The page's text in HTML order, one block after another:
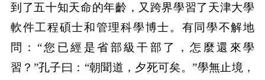
到了五十知天命的年齡，又跨界學習了天津大學
軟件工程碩士和管理科學博士。有同學不解地
問：“您已經是省部級干部了，怎麼還來學
習？”孔子曰：“朝聞道，夕死可矣。”學無止境，